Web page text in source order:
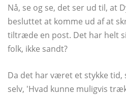
Nå, se og se, det ser ud til, at
besluttet at komme ud af at
tiltræde en post. Det har helt
folk, ikke sandt?
Da det har været et stykke tid,
selv, 'Hvad kunne muligvis